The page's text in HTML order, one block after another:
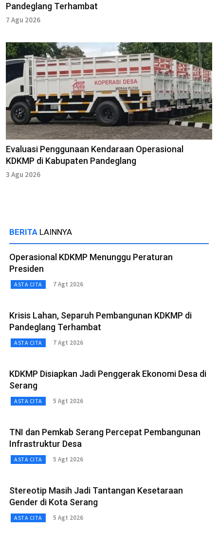
Pandeglang Terhambat
7 Agu 2026
Evaluasi Penggunaan Kendaraan Operasional
KDKMP di Kabupaten Pandeglang
3 Agu 2026
BERITA LAINNYA
Operasional KDKMP Menunggu Peraturan
Presiden
ASTA CITA 7 Agt 2026
Krisis Lahan, Separuh Pembangunan KDKMP di
Pandeglang Terhambat
ASTA CITA 7 Agt 2026
KDKMP Disiapkan Jadi Penggerak Ekonomi Desa di
Serang
ASTA CITA 5 Agt 2026
TNI dan Pemkab Serang Percepat Pembangunan
Infrastruktur Desa
ASTA CITA 5 Agt 2026
Stereotip Masih Jadi Tantangan Kesetaraan
Gender di Kota Serang
ASTA CITA 5 Agt 2026